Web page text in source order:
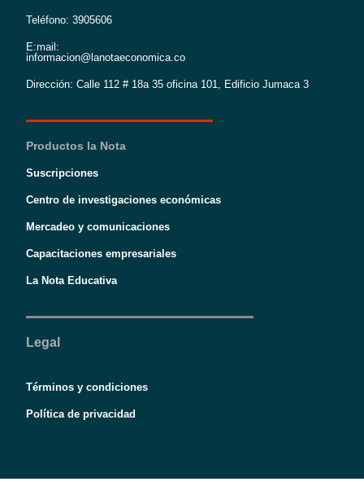
Teléfono: 3905606
E:mail:
informacion@lanotaeconomica.co
Dirección: Calle 112 # 18a 35 oficina 101, Edificio Jumaca 3
Productos la Nota
Suscripciones
Centro de investigaciones económicas
Mercadeo y comunicaciones
Capacitaciones empresariales
La Nota Educativa
Legal
Términos y condiciones
Política de privacidad